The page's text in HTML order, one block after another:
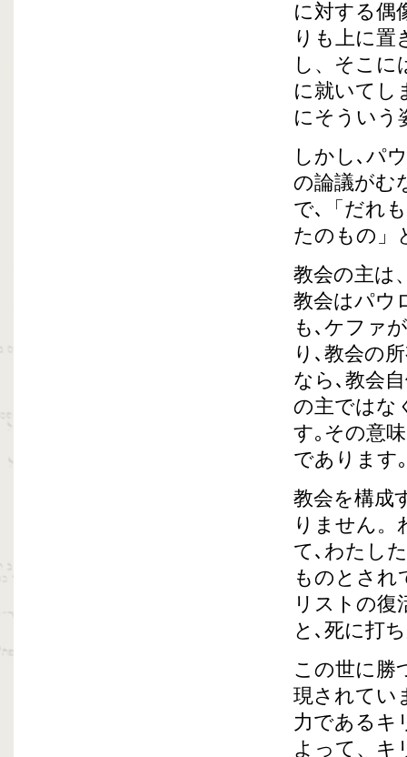
に対する偶
りも上に置
し、そこに
に就いてし
にそういう
しかし､パ
の論議がむ
で､「だれ
たのもの」
教会の主は
教会はパウ
も､ケファ
り､教会の
なら､教会
の主ではな
す｡その意
であります｡
教会を構成
りません。
て､わたし
ものとされ
リストの復
と､死に打
この世に勝
現されてい
力であるキ
よって、キ